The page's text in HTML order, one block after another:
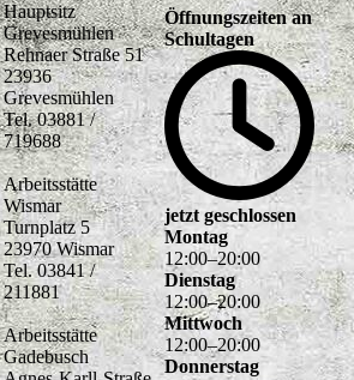
Hauptsitz
Grevesmühlen
Rehnaer Straße 51
23936
Grevesmühlen
Tel. 03881 /
719688
Arbeitsstätte
Wismar
Turnplatz 5
23970 Wismar
Tel. 03841 /
211881
Arbeitsstätte
Gadebusch
Öffnungszeiten an
Schultagen
jetzt geschlossen
Montag
12:00–20:00
Dienstag
12:00–20:00
Mittwoch
12:00–20:00
Donnerstag